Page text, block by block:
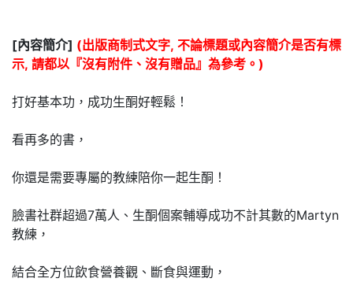
[內容簡介] (出版商制式文字, 不論標題或內容簡介是否有標
示, 請都以『沒有附件、沒有贈品』為參考。)
打好基本功，成功生酮好輕鬆！
看再多的書，
你還是需要專屬的教練陪你一起生酮！
臉書社群超過7萬人、生酮個案輔導成功不計其數的Martyn
教練，
結合全方位飲食營養觀、斷食與運動，